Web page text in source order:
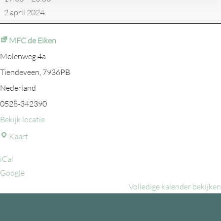
Valkenlaan
2 april 2024
MFC de Eiken
Molenweg 4a
Tiendeveen, 7936PB
Nederland
0528-342390
Bekijk locatie
Kaart
iCal
Google
Volledige kalender bekijken